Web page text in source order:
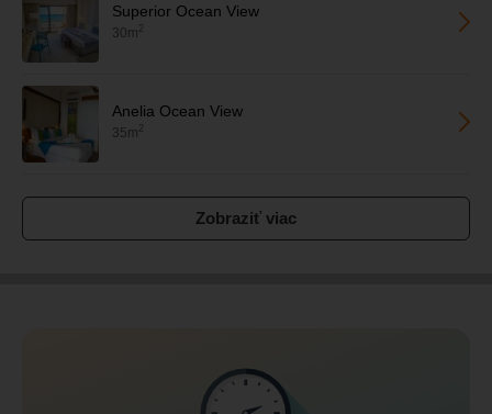
Superior Ocean View
30m 2
Anelia Ocean View
35m 2
Zobraziť viac